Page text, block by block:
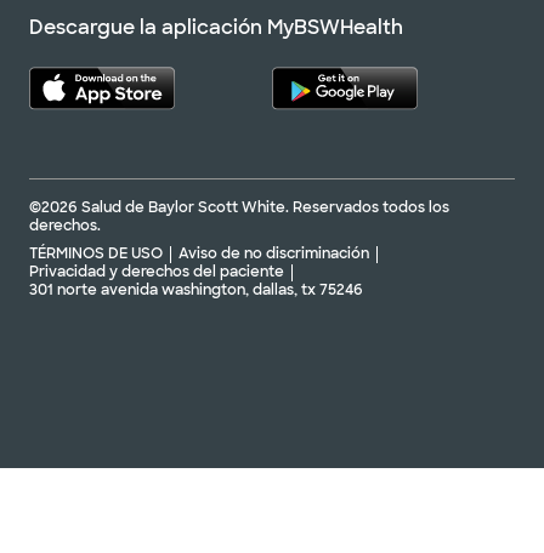
Descargue la aplicación MyBSWHealth
©2026 Salud de Baylor Scott White. Reservados todos los
derechos.
TÉRMINOS DE USO
Aviso de no discriminación
Privacidad y derechos del paciente
301 norte avenida washington, dallas, tx 75246